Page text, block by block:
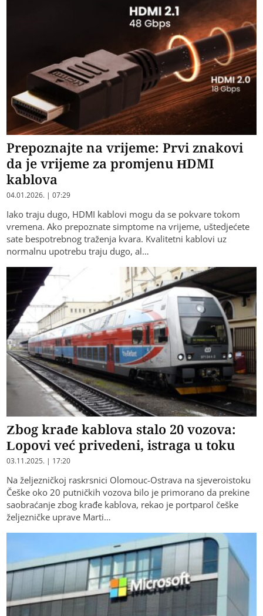
Prepoznajte na vrijeme: Prvi znakovi
da je vrijeme za promjenu HDMI
kablova
04.01.2026. | 07:29
Iako traju dugo, HDMI kablovi mogu da se pokvare tokom
vremena. Ako prepoznate simptome na vrijeme, uštedjećete
sate bespotrebnog traženja kvara. Kvalitetni kablovi uz
normalnu upotrebu traju dugo, al…
Zbog krađe kablova stalo 20 vozova:
Lopovi već privedeni, istraga u toku
03.11.2025. | 17:20
Na željezničkoj raskrsnici Olomouc-Ostrava na sjeveroistoku
Češke oko 20 putničkih vozova bilo je primorano da prekine
saobraćanje zbog krađe kablova, rekao je portparol češke
željezničke uprave Marti…